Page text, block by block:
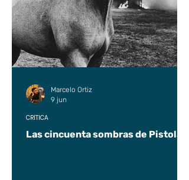
Las cincuenta sombras de Pistolas
CRÍTICA
Marcelo Ortiz
9 jun